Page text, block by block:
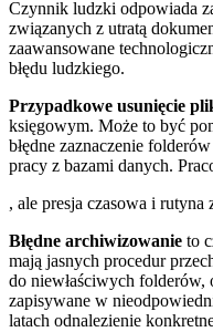
Czynnik ludzki odpowiada
związanych z utratą
zaawansowane
błędu ludzkiego.
Przypadkowe usunięcie
księgowym. Może to być
błędne zaznaczenie
pracy z bazami danych.
, ale presja czasowa i
Błędne archiwizowanie to
mają jasnych procedur
do niewłaściwych folderów,
zapisywane w
latach odnalezienie